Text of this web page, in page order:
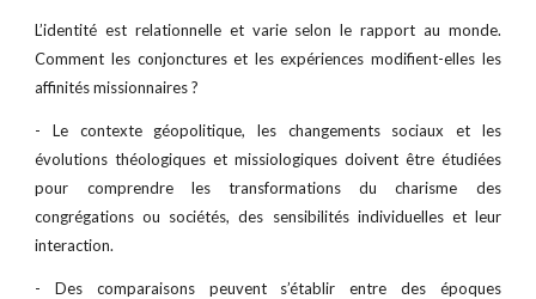
L’identité est relationnelle et varie selon le rapport au monde.
Comment les conjonctures et les expériences modifient-elles les
affinités missionnaires ?
- Le contexte géopolitique, les changements sociaux et les
évolutions théologiques et missiologiques doivent être étudiées
pour comprendre les transformations du charisme des
congrégations ou sociétés, des sensibilités individuelles et leur
interaction.
- Des comparaisons peuvent s’établir entre des époques